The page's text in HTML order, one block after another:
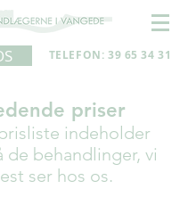
TELEFON: 39 65 34 31
priser
indeholder
de behandlinger, vi
ser hos os.